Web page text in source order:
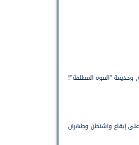
وخديعة "القوة المطلقة"!
على إيقاع واشنطن وطهران